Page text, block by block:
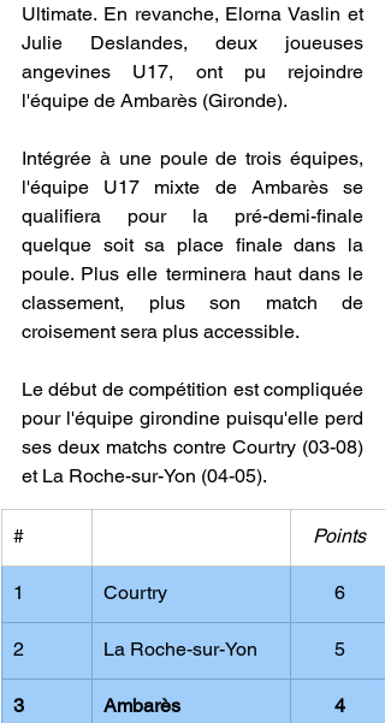
Ultimate. En revanche, Elorna Vaslin et
Julie Deslandes, deux joueuses
angevines U17, ont pu rejoindre
l'équipe de Ambarès (Gironde).
Intégrée à une poule de trois équipes,
l'équipe U17 mixte de Ambarès se
qualifiera pour la pré-demi-finale
quelque soit sa place finale dans la
poule. Plus elle terminera haut dans le
classement, plus son match de
croisement sera plus accessible.
Le début de compétition est compliquée
pour l'équipe girondine puisqu'elle perd
ses deux matchs contre Courtry (03-08)
et La Roche-sur-Yon (04-05).
# Points
1 Courtry 6
2 La Roche-sur-Yon 5
3 Ambarès 4